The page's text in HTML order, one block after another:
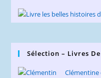
Sélection – Livres
Clémentine